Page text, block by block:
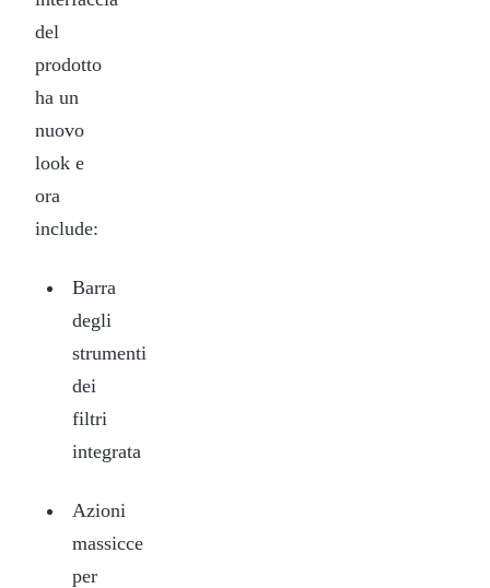
del
prodotto
ha un
nuovo
look e
ora
include:
Barra
degli
strumenti
dei
filtri
integrata
Azioni
massicce
per